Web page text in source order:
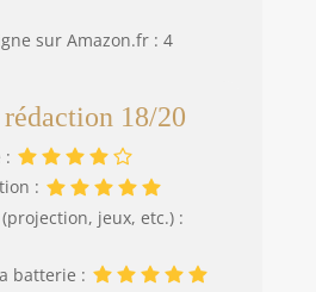
sur Amazon.fr : 4
18/20
:
:
jeux, etc.) :
batterie :